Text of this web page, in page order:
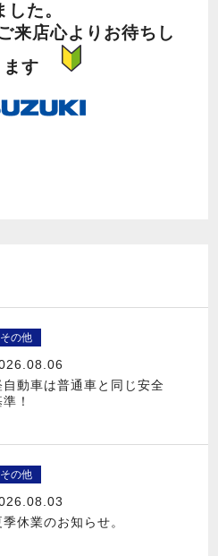
した。
来店心よりお待ちし
ます
その他
自動車は普通車と同じ安全
！
その他
季休業のお知らせ。